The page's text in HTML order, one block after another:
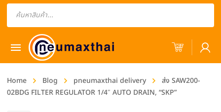
Products
search
Home Blog pneumaxthai delivery
ส่ง SAW200-
02BDG FILTER REGULATOR 1/4″ AUTO DRAIN, “SKP”